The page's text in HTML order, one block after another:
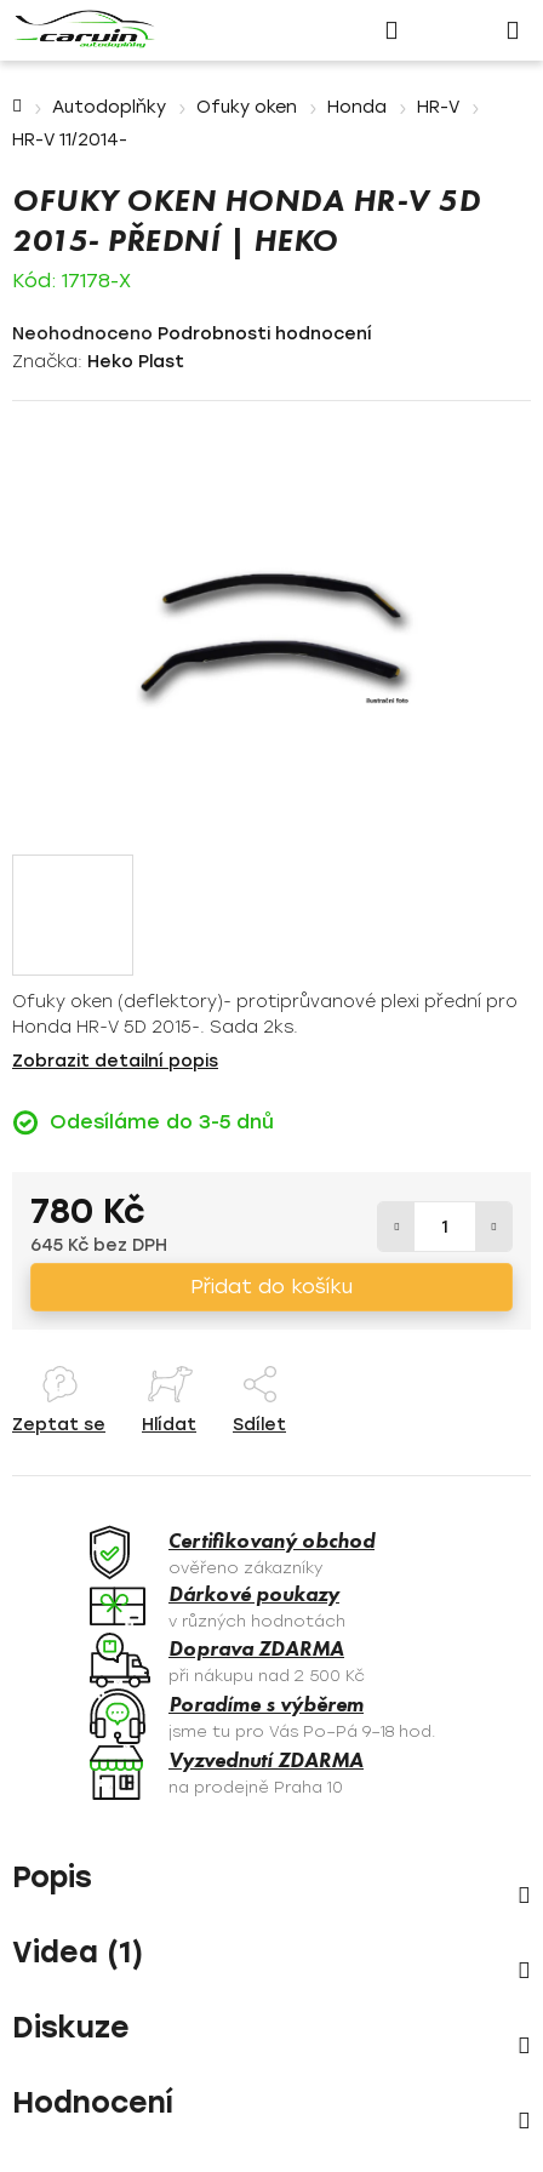
Přihlášení
košík
Autodoplňky Ofuky oken Honda
HR-V
HR-V 11/2014-
Ofuky oken (deflektory)- protiprůvanové plexi přední pro
Honda HR-V 5D 2015-. Sada 2ks.
Zobrazit detailní popis
Odesíláme do 3-5 dnů
780 Kč
645 Kč bez DPH
Přidat do košíku
Zeptat se Hlídat Sdílet
OFUKY OKEN HONDA HR-V 5D
2015- PŘEDNÍ | HEKO
Kód: 17178-X
Průměrné
hodnocení
Neohodnoceno Podrobnosti hodnocení
Značka: Heko Plast
Certifikovaný obchod
ověřeno zákazníky
Dárkové poukazy
v různých hodnotách
Doprava ZDARMA
při nákupu nad 2 500 Kč
Poradíme s výběrem
jsme tu pro Vás Po–Pá 9–18 hod.
Vyzvednutí ZDARMA
na prodejně Praha 10
Popis
Videa (1)
Diskuze
Hodnocení